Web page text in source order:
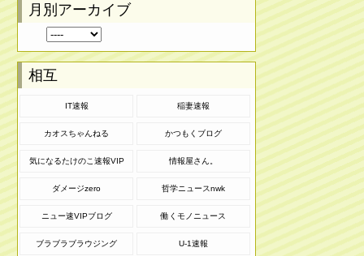
月別アーカイブ
相互
IT速報 稲妻速報
カオスちゃんねる かつもくブログ
気になるたけのこ速報VIP 情報屋さん。
ダメージzero 哲学ニュースnwk
ニュー速VIPブログ 働くモノニュース
ブラブラブラウジング U-1速報